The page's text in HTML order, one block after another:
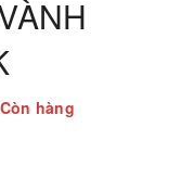
Còn hàng